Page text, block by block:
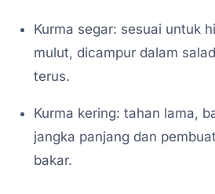
Kurma segar: sesuai untuk
mulut, dicampur dalam
terus.
Kurma kering: tahan lama,
jangka panjang dan
bakar.